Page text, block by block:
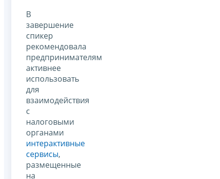
В
завершение
спикер
рекомендовала
предпринимателям
активнее
использовать
для
взаимодействия
с
налоговыми
органами
интерактивные
сервисы,
размещенные
на